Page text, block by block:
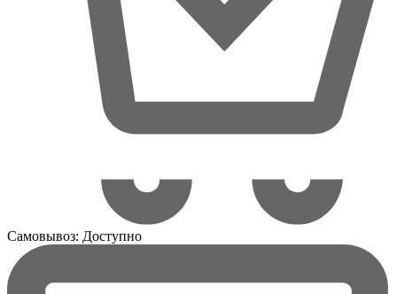
Самовывоз: Доступно